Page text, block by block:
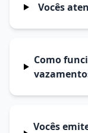
Vocês
Como
Vocês